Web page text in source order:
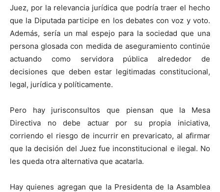
Juez, por la relevancia jurídica que podría traer el hecho
que la Diputada participe en los debates con voz y voto.
Además, sería un mal espejo para la sociedad que una
persona glosada con medida de aseguramiento continúe
actuando como servidora pública alrededor de
decisiones que deben estar legitimadas constitucional,
legal, jurídica y políticamente.
Pero hay jurisconsultos que piensan que la Mesa
Directiva no debe actuar por su propia iniciativa,
corriendo el riesgo de incurrir en prevaricato, al afirmar
que la decisión del Juez fue inconstitucional e ilegal. No
les queda otra alternativa que acatarla.
Hay quienes agregan que la Presidenta de la Asamblea